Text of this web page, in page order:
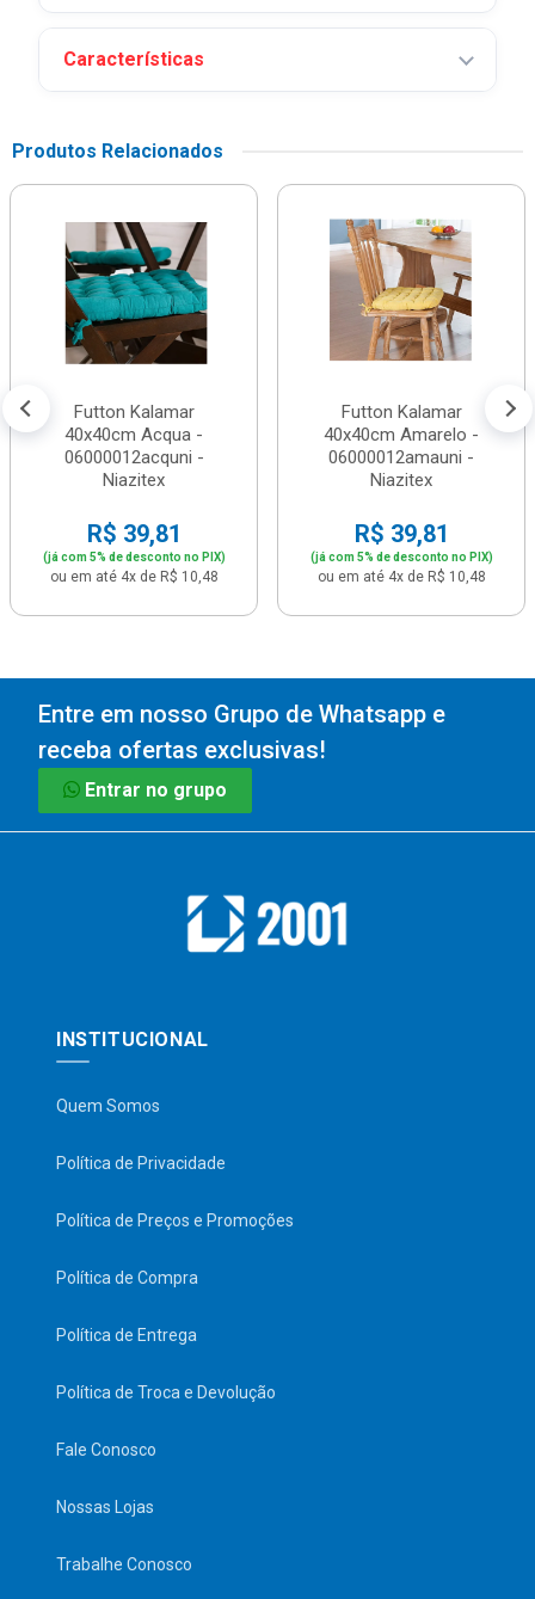
Características
Produtos Relacionados
Futton Kalamar
40x40cm Acqua -
06000012acquni -
Niazitex
R$ 39,81
(já com 5% de desconto no PIX)
ou em até 4x de R$ 10,48
Futton Kalamar
40x40cm Amarelo -
06000012amauni -
Niazitex
R$ 39,81
(já com 5% de desconto no PIX)
ou em até 4x de R$ 10,48
Entre em nosso Grupo de Whatsapp e
receba ofertas exclusivas!
Entrar no grupo
INSTITUCIONAL
Quem Somos
Política de Privacidade
Política de Preços e Promoções
Política de Compra
Política de Entrega
Política de Troca e Devolução
Fale Conosco
Nossas Lojas
Trabalhe Conosco